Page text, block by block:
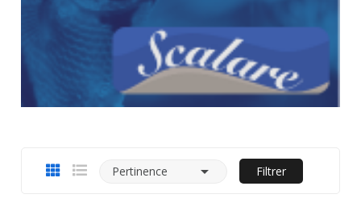
Pertinence  Filtrer